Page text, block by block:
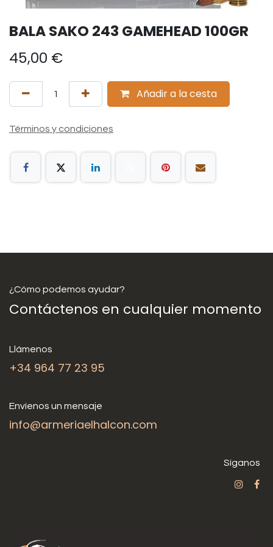
BALA SAKO 243 GAMEHEAD 100GR
45,00 €
Añadir a la cesta
Términos y condiciones
¿Cómo podemos ayudar?
Contáctenos en cualquier momento
Llámenos
+34 964 77 23 95
Envíenos un mensaje
info@armeriaelhalcon.com
Síganos